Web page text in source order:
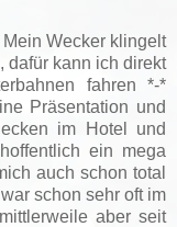
Mein Wecker klingelt
dafür kann ich direkt
fahren *-*
Präsentation und
im Hotel und
ein mega
auch schon total
schon sehr oft im
aber seit